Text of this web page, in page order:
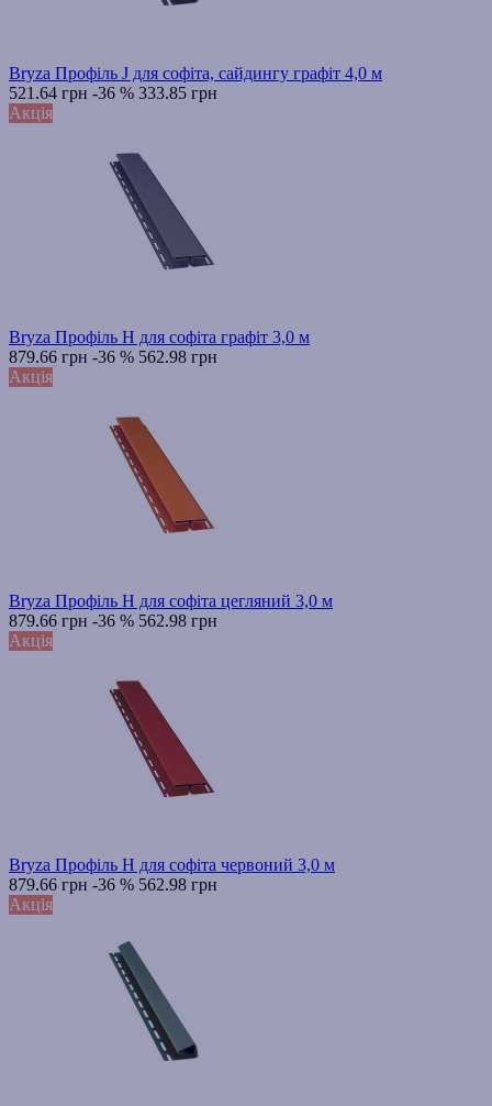
Bryza Профіль J для софіта, сайдингу графіт 4,0 м
521.64 грн -36 % 333.85 грн
Акція
Bryza Профіль H для софіта графіт 3,0 м
879.66 грн -36 % 562.98 грн
Акція
Bryza Профіль H для софіта цегляний 3,0 м
879.66 грн -36 % 562.98 грн
Акція
Bryza Профіль H для софіта червоний 3,0 м
879.66 грн -36 % 562.98 грн
Акція